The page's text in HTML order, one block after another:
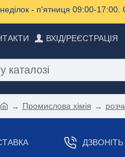
- п'ятниця 09:00-
ВХІД/РЕЄСТРАЦІЯ
Промислова хімія